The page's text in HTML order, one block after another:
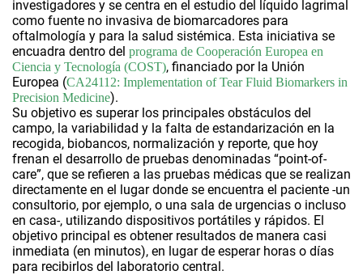
investigadores y se centra en el estudio del líquido lagrimal
como fuente no invasiva de biomarcadores para
oftalmología y para la salud sistémica. Esta iniciativa se
encuadra dentro del programa de Cooperación Europea en
Ciencia y Tecnología (COST), financiado por la Unión
Europea (CA24112: Implementation of Tear Fluid Biomarkers in
Precision Medicine).
Su objetivo es superar los principales obstáculos del
campo, la variabilidad y la falta de estandarización en la
recogida, biobancos, normalización y reporte, que hoy
frenan el desarrollo de pruebas denominadas “point-of-
care”, que se refieren a las pruebas médicas que se realizan
directamente en el lugar donde se encuentra el paciente -un
consultorio, por ejemplo, o una sala de urgencias o incluso
en casa-, utilizando dispositivos portátiles y rápidos. El
objetivo principal es obtener resultados de manera casi
inmediata (en minutos), en lugar de esperar horas o días
para recibirlos del laboratorio central.